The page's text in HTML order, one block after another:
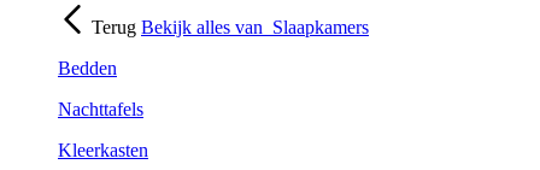
Terug Bekijk alles van Slaapkamers
Bedden
Nachttafels
Kleerkasten